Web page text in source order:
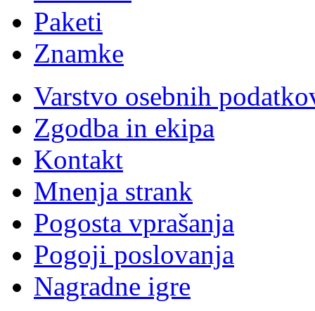
Paketi
Znamke
Varstvo osebnih
Zgodba in ekipa
Kontakt
Mnenja strank
Pogosta vprašanja
Pogoji poslovanja
Nagradne igre